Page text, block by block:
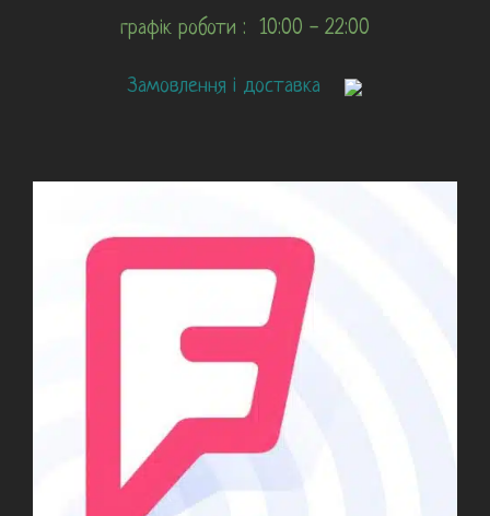
графік роботи : 10:00 - 22:00
Замовлення і доставка